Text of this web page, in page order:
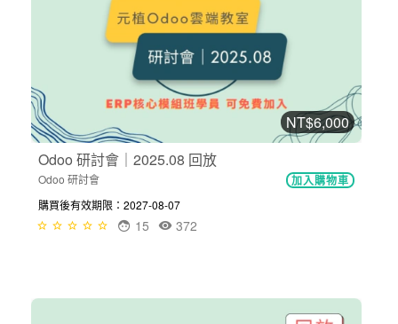
NT$6,000
Odoo 研討會｜2025.08 回放
Odoo 研討會 加入購物車
購買後有效期限：2027-08-07
372
15